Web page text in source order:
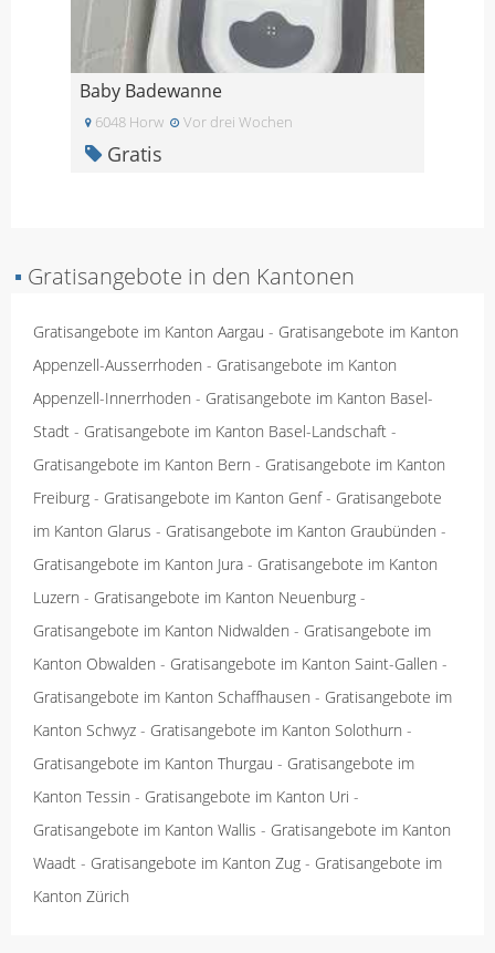
Baby Badewanne
6048 Horw Vor drei Wochen
Gratis
▪ Gratisangebote in den Kantonen
Gratisangebote im Kanton Aargau - Gratisangebote im Kanton
Appenzell-Ausserrhoden - Gratisangebote im Kanton
Appenzell-Innerrhoden - Gratisangebote im Kanton Basel-
Stadt - Gratisangebote im Kanton Basel-Landschaft -
Gratisangebote im Kanton Bern - Gratisangebote im Kanton
Freiburg - Gratisangebote im Kanton Genf- Gratisangebote
im Kanton Glarus - Gratisangebote im Kanton Graubünden -
Gratisangebote im Kanton Jura - Gratisangebote im Kanton
Luzern - Gratisangebote im Kanton Neuenburg -
Gratisangebote im Kanton Nidwalden - Gratisangebote im
Kanton Obwalden - Gratisangebote im Kanton Saint-Gallen -
Gratisangebote im Kanton Schaffhausen - Gratisangebote im
Kanton Schwyz - Gratisangebote im Kanton Solothurn -
Gratisangebote im Kanton Thurgau - Gratisangebote im
Kanton Tessin - Gratisangebote im Kanton Uri -
Gratisangebote im Kanton Wallis - Gratisangebote im Kanton
Waadt - Gratisangebote im Kanton Zug - Gratisangebote im
Kanton Zürich